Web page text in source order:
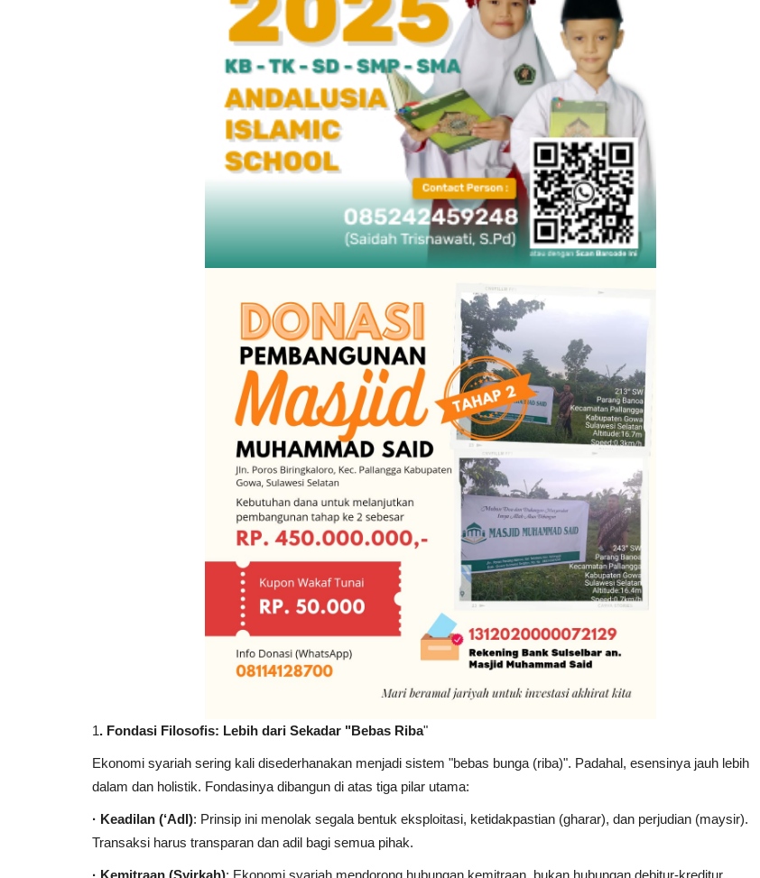
1. Fondasi Filosofis: Lebih dari Sekadar "Bebas Riba"
Ekonomi syariah sering kali disederhanakan menjadi sistem "bebas bunga (riba)". Padahal, esensinya jauh lebih
dalam dan holistik. Fondasinya dibangun di atas tiga pilar utama:
· Keadilan (‘Adl): Prinsip ini menolak segala bentuk eksploitasi, ketidakpastian (gharar), dan perjudian (maysir).
Transaksi harus transparan dan adil bagi semua pihak.